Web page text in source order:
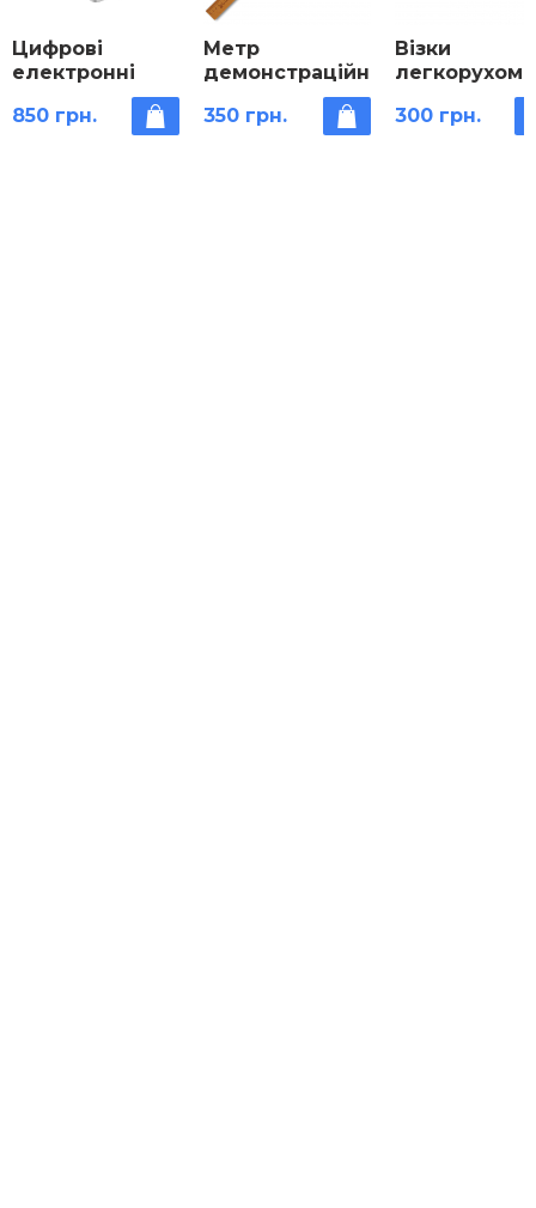
Цифрові
електронні
терези високої
точності 500 г
850 грн.
Метр
демонстраційний
350 грн.
Візки
легкорухомі
300 грн.